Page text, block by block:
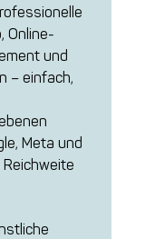
Online-
und
– einfach,
Meta und